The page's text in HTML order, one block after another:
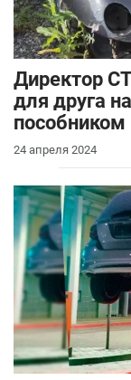
Директор
для друга
24 апреля 2024